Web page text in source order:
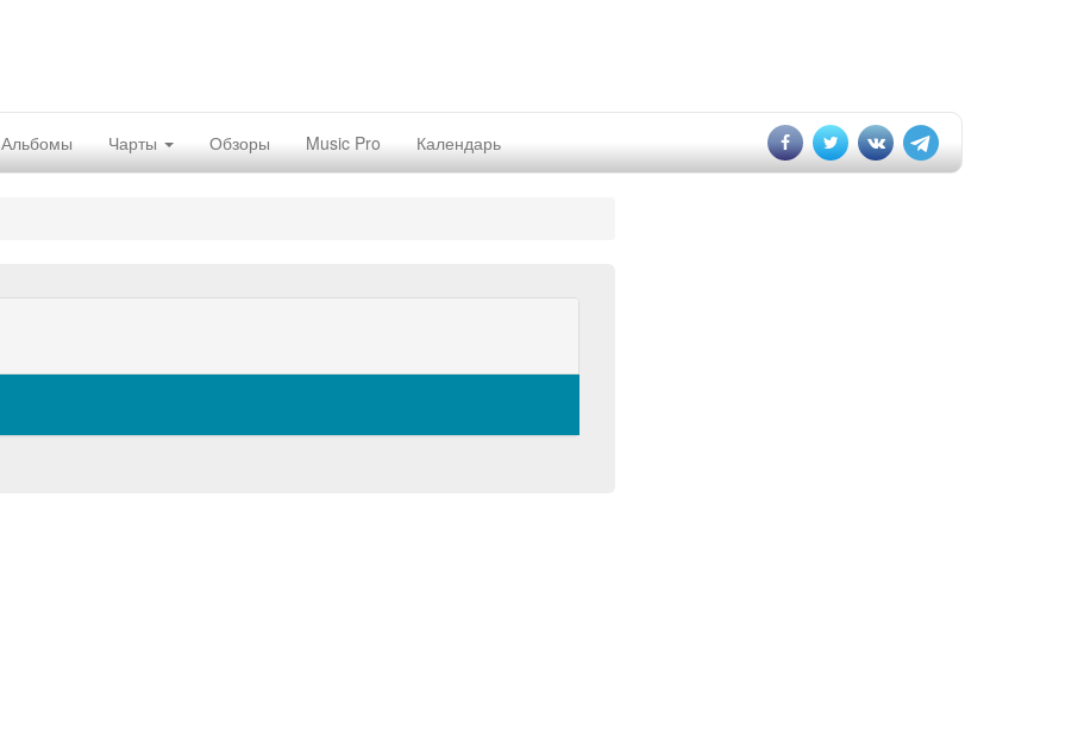
Альбомы Чарты Обзоры Music Pro Календарь